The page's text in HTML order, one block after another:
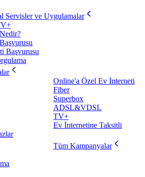
Servisler ve Uygulamalar
Başvurusu
Online'a Özel Ev İnterneti
Fiber
Superbox
ADSL&VDSL
TV+
Ev İnternetine Taksitli
Tüm Kampanyalar